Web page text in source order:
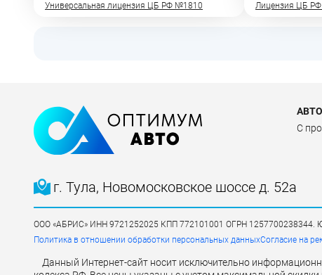
Универсальная лицензия ЦБ РФ №1810 Лицензия ЦБ
C
г. Тула, Новомосковское шоссе д. 52а
ООО «АБРИС» ИНН 9721252025 КПП 772101001 ОГРН 1257700238344.
Политика в отношении обработки персональных данныхСогласие на
Данный Интернет-сайт носит исключительно